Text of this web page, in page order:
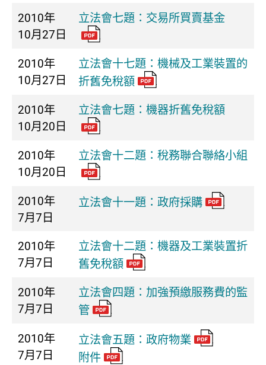
2010年
10月27日
立法會七題：交易所買賣基金
2010年
10月27日
立法會十七題：機械及工業裝置的
折舊免稅額
2010年
10月20日
立法會七題：機器折舊免稅額
2010年
10月20日
立法會十二題：稅務聯合聯絡小組
2010年
7月7日
立法會十一題：政府採購
2010年
7月7日
立法會十二題：機器及工業裝置折
舊免稅額
2010年
7月7日
立法會四題：加強預繳服務費的監
管
2010年
7月7日
立法會五題：政府物業
附件